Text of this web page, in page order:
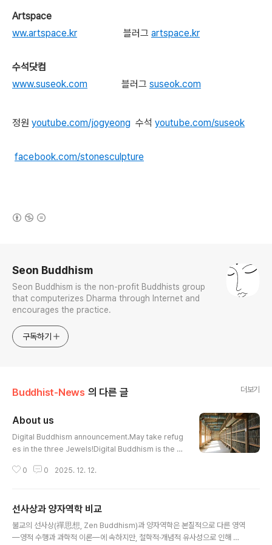
Artspace
ww.artspace.kr
블러그 artspace.kr
수석닷컴
www.suseok.com
블러그 suseok.com
정원 youtube.com/jogyeong 수석 youtube.com/suseok
facebook.com/stonesculpture
Seon Buddhism
Seon Buddhism is the non-profit Buddhists group
that computerizes Dharma through Internet and
encourages the practice.
구독하기
Buddhist-News 의 다른 글 더보기
About us
Digital Buddhism announcement.May take refug
es in the three Jewels!Digital Buddhism is the n
arma throughInternet and encourages the practi
ogether in the impermanent relationships instea
d of permanent things.Accordingly, the explorat
ion objects of science ..
0 0 2025. 12. 12.
선사상과 양자역학 비교
불교의 선사상(禪思想, Zen Buddhism)과 양자역학은 본질적으로 다른 영역
—영적 수행과 과학적 이론—에 속하지만, 철학적·개념적 유사성으로 인해 흥